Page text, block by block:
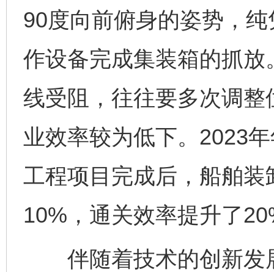
90度向前俯身的姿势，
作设备完成集装箱的抓
线受阻，往往要多次调
业效率较为低下。2023
工程项目完成后，船舶
10%，通关效率提升了
伴随着技术的创新发